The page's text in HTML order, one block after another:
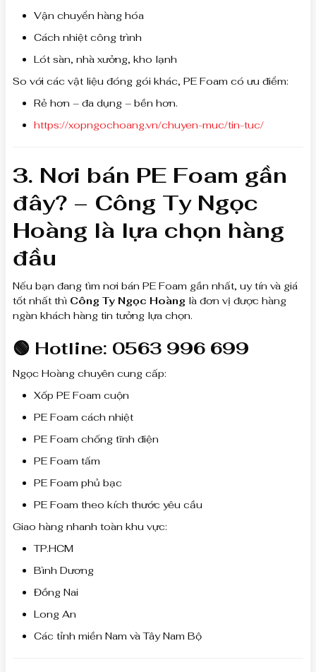
Vận chuyển hàng hóa
Cách nhiệt công trình
Lót sàn, nhà xưởng, kho lạnh
So với các vật liệu đóng gói khác, PE Foam có ưu điểm:
Rẻ hơn – đa dụng – bền hơn.
https://xopngochoang.vn/chuyen-muc/tin-tuc/
3. Nơi bán PE Foam gần
đây? – Công Ty Ngọc
Hoàng là lựa chọn hàng
đầu
Nếu bạn đang tìm nơi bán PE Foam gần nhất, uy tín và giá
tốt nhất thì Công Ty Ngọc Hoàng là đơn vị được hàng
ngàn khách hàng tin tưởng lựa chọn.
🟢 Hotline: 0563 996 699
Ngọc Hoàng chuyên cung cấp:
Xốp PE Foam cuộn
PE Foam cách nhiệt
PE Foam chống tĩnh điện
PE Foam tấm
PE Foam phủ bạc
PE Foam theo kích thước yêu cầu
Giao hàng nhanh toàn khu vực:
TP.HCM
Bình Dương
Đồng Nai
Long An
Các tỉnh miền Nam và Tây Nam Bộ